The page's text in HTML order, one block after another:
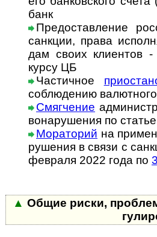
банк
Предоставление
санкции, права
дам своих кли­ен­тов -
курсу ЦБ
Частичное
соблю­дению валют­ного
Смягчение
во­на­ру­ше­ния по
Мораторий на
ру­ше­ния в свя­зи с
фев­раля 2022 года по
▲ Общие риски,